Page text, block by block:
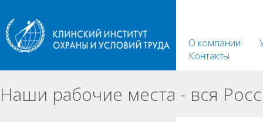
О компании
Контакты
Наши рабочие места - вся